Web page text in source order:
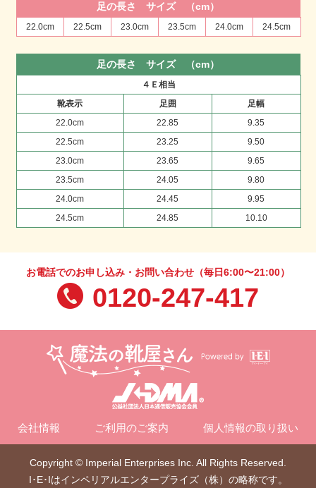
足の長さ サイズ （cm）
22.0cm 22.5cm 23.0cm 23.5cm 24.0cm 24.5cm
足の長さ サイズ （cm）
４Ｅ相当
靴表示 足囲 足幅
22.0cm 22.85 9.35
22.5cm 23.25 9.50
23.0cm 23.65 9.65
23.5cm 24.05 9.80
24.0cm 24.45 9.95
24.5cm 24.85 10.10
お電話でのお申し込み・お問い合わせ（毎日6:00〜21:00）
0120-247-417
会社情報 ご利用のご案内 個人情報の取り扱い
Copyright © Imperial Enterprises Inc. All Rights Reserved.
I･E･Iはインペリアルエンタープライズ（株）の略称です。